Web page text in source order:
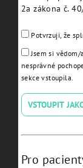
Octa
JDIcon Plus -
Detail
2a zákona č.
Potvrzuji, že
Jsem si
nesprávné
sekce vstoupila.
VSTOUPIT
Pro